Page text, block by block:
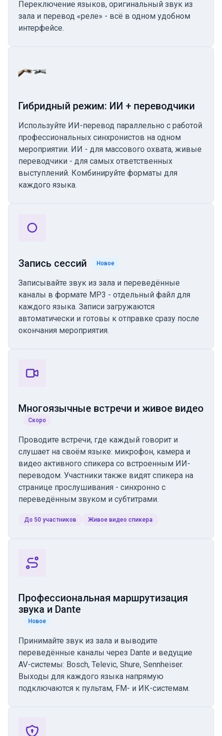
Переключение языков, оригинальный звук из
зала и перевод «реле» - всё в одном удобном
интерфейсе.
Гибридный режим: ИИ + переводчики
Используйте ИИ-перевод параллельно с работой
профессиональных синхронистов на одном
мероприятии. ИИ - для массового охвата, живые
переводчики - для самых ответственных
выступлений. Комбинируйте форматы для
каждого языка.
Запись сессий Новое
Записывайте звук из зала и переведённые
каналы в формате MP3 - отдельный файл для
каждого языка. Записи загружаются
автоматически и готовы к отправке сразу после
окончания мероприятия.
Многоязычные встречи и живое видео
Скоро
Проводите встречи, где каждый говорит и
слушает на своём языке: микрофон, камера и
видео активного спикера со встроенным ИИ-
переводом. Участники также видят спикера на
странице прослушивания - синхронно с
переведённым звуком и субтитрами.
До 50 участников Живое видео спикера
Профессиональная маршрутизация
звука и Dante
Новое
Принимайте звук из зала и выводите
переведённые каналы через Dante и ведущие
AV-системы: Bosch, Televic, Shure, Sennheiser.
Выходы для каждого языка напрямую
подключаются к пультам, FM- и ИК-системам.